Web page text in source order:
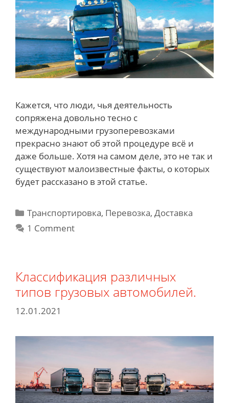
Кажется, что люди, чья деятельность
сопряжена довольно тесно с
международными грузоперевозками
прекрасно знают об этой процедуре всё и
даже больше. Хотя на самом деле, это не так и
существуют малоизвестные факты, о которых
будет рассказано в этой статье.
Categories
Транспортировка, Перевозка, Доставка
1 Comment
Классификация различных
типов грузовых автомобилей.
12.01.2021